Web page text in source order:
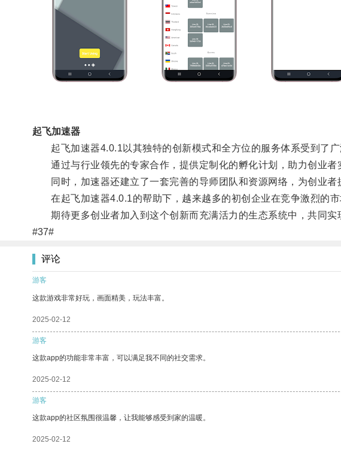
起飞加速器
起飞加速器4.0.1以其独特的创新模式和全方位的服务体系受到了广
通过与行业领先的专家合作，提供定制化的孵化计划，助力创业者
同时，加速器还建立了一套完善的导师团队和资源网络，为创业者
在起飞加速器4.0.1的帮助下，越来越多的初创企业在竞争激烈的市
期待更多创业者加入到这个创新而充满活力的生态系统中，共同实
#37#
评论
游客
这款游戏非常好玩，画面精美，玩法丰富。
2025-02-12
游客
这款app的功能非常丰富，可以满足我不同的社交需求。
2025-02-12
游客
这款app的社区氛围很温馨，让我能够感受到家的温暖。
2025-02-12